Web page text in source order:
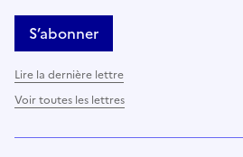
S’abonner
Lire la dernière lettre
Voir toutes les lettres